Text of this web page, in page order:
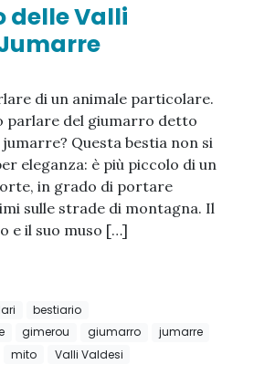
delle Valli
di un animale particolare.
parlare del giumarro detto
Questa bestia non si
eleganza: è più piccolo di un
in grado di portare
sulle strade di montagna. Il
e il suo muso […]
bestiario
gimerou giumarro
jumarre
mito Valli Valdesi